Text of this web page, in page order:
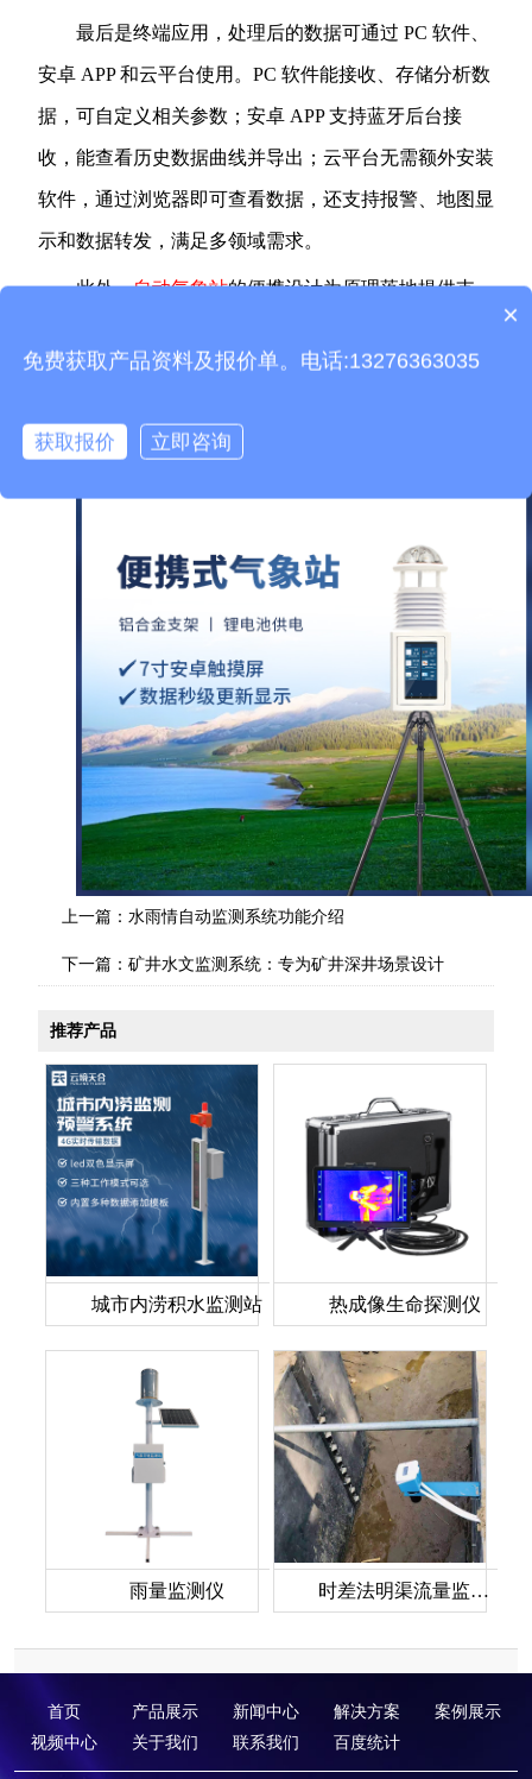
最后是终端应用，处理后的数据可通过 PC 软件、
安卓 APP 和云平台使用。PC 软件能接收、存储分析数
据，可自定义相关参数；安卓 APP 支持蓝牙后台接
收，能查看历史数据曲线并导出；云平台无需额外安装
软件，通过浏览器即可查看数据，还支持报警、地图显
示和数据转发，满足多领域需求。
此外，自动气象站的便携设计为原理落地提供支
时间内就能完成布设，让整套流程灵活适配户外各类监
上一篇： 水雨情自动监测系统功能介绍
下一篇： 矿井水文监测系统：专为矿井深井场景设计
推荐产品
城市内涝积水监测站 热成像生命探测仪
雨量监测仪 时差法明渠流量监测站
首页 产品展示 新闻中心 解决方案
案例展示
视频中心
关于我们 联系我们 百度统计
产品包含安装吗？
×
免费获取产品资料及报价单。电话:13276363035
获取报价 立即咨询